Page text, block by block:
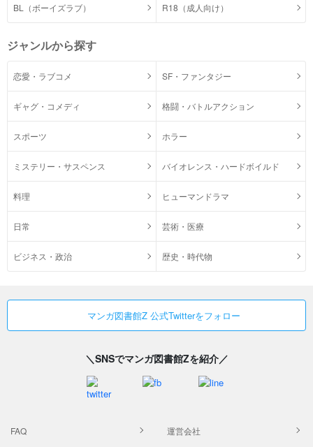
BL（ボーイズラブ） R18（成人向け）
ジャンルから探す
恋愛・ラブコメ SF・ファンタジー
ギャグ・コメディ 格闘・バトルアクション
スポーツ ホラー
ミステリー・サスペンス バイオレンス・ハードボイルド
料理 ヒューマンドラマ
日常 芸術・医療
ビジネス・政治 歴史・時代物
マンガ図書館Z 公式Twitterをフォロー
＼SNSでマンガ図書館Zを紹介／
FAQ 運営会社